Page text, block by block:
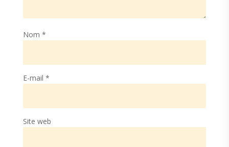
Nom *
E-mail *
Site web